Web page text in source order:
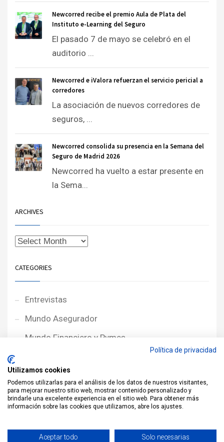
Newcorred recibe el premio Aula de Plata del
Instituto e-Learning del Seguro
El pasado 7 de mayo se celebró en el
auditorio ...
Newcorred e iValora refuerzan el servicio pericial a
corredores
La asociación de nuevos corredores de
seguros, ...
Newcorred consolida su presencia en la Semana del
Seguro de Madrid 2026
Newcorred ha vuelto a estar presente en
la Sema...
ARCHIVES
CATEGORIES
Entrevistas
Mundo Asegurador
Mundo Financiero y Pymes
Noticias NewcorRED
Protagonistas
Sin categoría
Política de privacidad
Utilizamos cookies
Podemos utilizarlas para el análisis de los datos de nuestros visitantes,
para mejorar nuestro sitio web, mostrar contenido personalizado y
brindarle una excelente experiencia en el sitio web. Para obtener más
información sobre las cookies que utilizamos, abre los ajustes.
Aceptar todo Solo necesarias